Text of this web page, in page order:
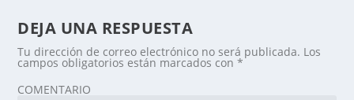
DEJA UNA RESPUESTA
Tu dirección de correo electrónico no será publicada. Los
campos obligatorios están marcados con*
COMENTARIO